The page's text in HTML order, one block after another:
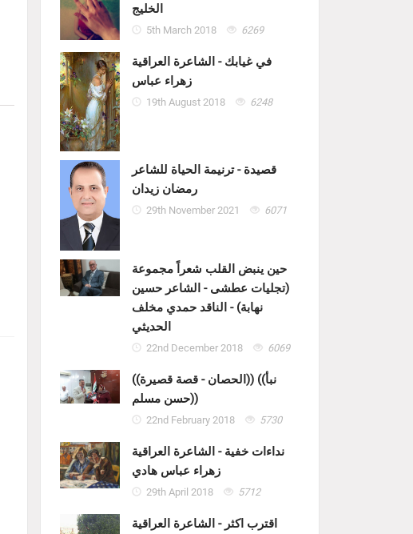
الخليج
5th March 2018 6269
في غيابك - الشاعرة العراقية
زهراء عباس
19th August 2018 6248
قصيدة - ترنيمة الحياة للشاعر
رمضان زيدان
29th November 2021 6071
حين ينبض القلب شعراً مجموعة
(تجليات عطشى - الشاعر حسين
نهابة) - الناقد حمدي مخلف
الحديثي
22nd December 2018 6069
((الحصان - قصة قصيرة)) ((نبأ
حسن مسلم))
22nd February 2018 5730
نداءات خفية - الشاعرة العراقية
زهراء عباس هادي
29th April 2018 5712
اقترب اكثر - الشاعرة العراقية